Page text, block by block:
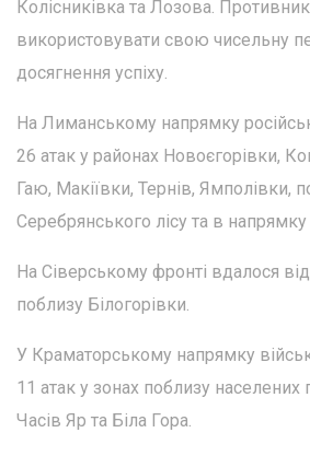
Колісниківка та Лозова.
використовувати свою чисельну
досягнення успіху.
На Лиманському напрямку
26 атак у районах Новоєгорівки,
Гаю, Макіївки, Тернів, Ямполівки,
Серебрянського лісу та в
На Сіверському фронті вдалося
поблизу Білогорівки.
У Краматорському напрямку
11 атак у зонах поблизу населених
Часів Яр та Біла Гора.